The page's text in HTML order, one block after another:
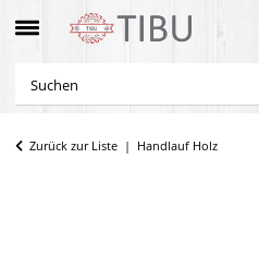
Zurück zur Liste Handlauf Holz